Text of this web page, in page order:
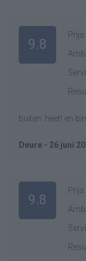
9.8
buiten: heet! en
Deure - 26 juni
9.8